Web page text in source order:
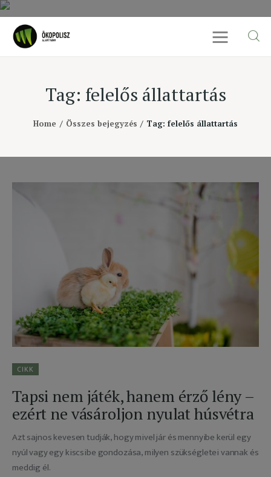
Tag: felelős állattartás
Home Összes bejegyzés Tag: felelős állattartás
Rólunk
Cikkek
SDG célok
Adatkezelés
CIKK
Tapsi nem játék, hanem érző lény –
ezért ne vásároljon nyulat húsvétra
Azt sajnos kevesen tudják, hogy mivel jár és mennyibe kerül egy
nyúl vagy egy kiscsibe gondozása, milyen szükségletei vannak és
meddig él.